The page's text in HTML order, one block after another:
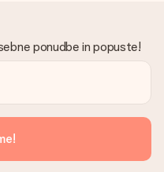
ponudbe in popuste!